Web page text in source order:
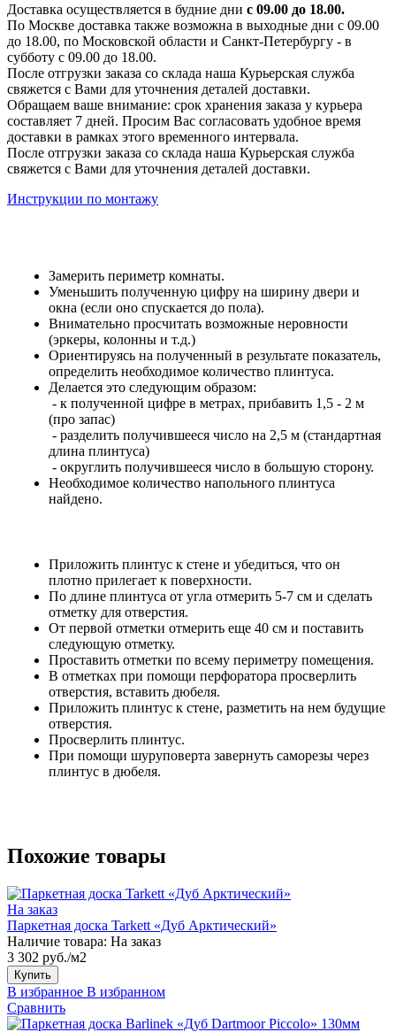
Доставка осуществляется в будние дни с 09.00 до 18.00.
По Москве доставка также возможна в выходные дни с 09.00
до 18.00, по Московской области и Санкт-Петербургу - в
субботу с 09.00 до 18.00.
После отгрузки заказа со склада наша Курьерская служба
свяжется с Вами для уточнения деталей доставки.
Обращаем ваше внимание: срок хранения заказа у курьера
составляет 7 дней. Просим Вас согласовать удобное время
доставки в рамках этого временного интервала.
После отгрузки заказа со склада наша Курьерская служба
свяжется с Вами для уточнения деталей доставки.
Инструкции по монтажу
Замерить периметр комнаты.
Уменьшить полученную цифру на ширину двери и
окна (если оно спускается до пола).
Внимательно просчитать возможные неровности
(эркеры, колонны и т.д.)
Ориентируясь на полученный в результате показатель,
определить необходимое количество плинтуса.
Делается это следующим образом:
- к полученной цифре в метрах, прибавить 1,5 - 2 м
(про запас)
- разделить получившееся число на 2,5 м (стандартная
длина плинтуса)
- округлить получившееся число в большую сторону.
Необходимое количество напольного плинтуса
найдено.
Приложить плинтус к стене и убедиться, что он
плотно прилегает к поверхности.
По длине плинтуса от угла отмерить 5-7 см и сделать
отметку для отверстия.
От первой отметки отмерить еще 40 см и поставить
следующую отметку.
Проставить отметки по всему периметру помещения.
В отметках при помощи перфоратора просверлить
отверстия, вставить дюбеля.
Приложить плинтус к стене, разметить на нем будущие
отверстия.
Просверлить плинтус.
При помощи шуруповерта завернуть саморезы через
плинтус в дюбеля.
Похожие товары
На заказ
Паркетная доска Tarkett «Дуб Арктический»
Наличие товара: На заказ
3 302 руб./м2
Купить
В избранное В избранном
Сравнить